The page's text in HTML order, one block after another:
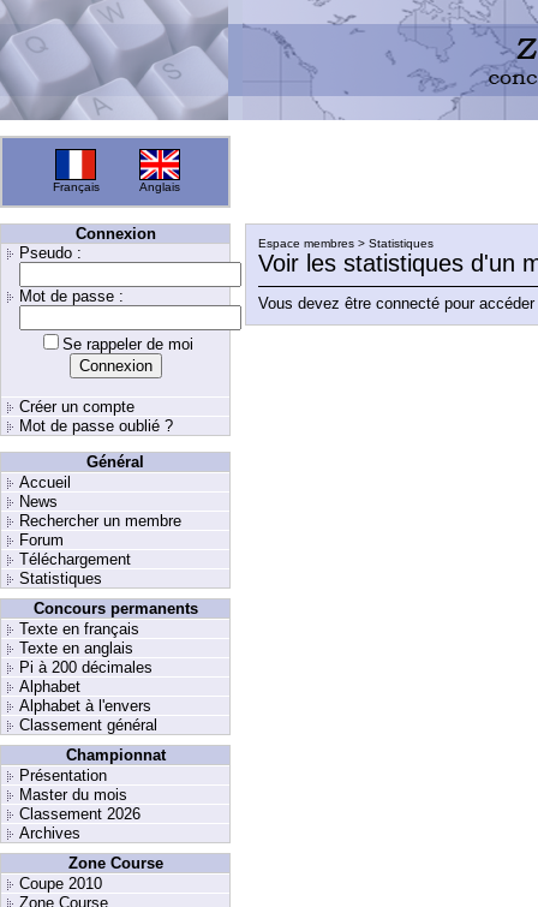
Français Anglais
Connexion
Pseudo :
Mot de passe :
Se rappeler de moi
Créer un compte
Mot de passe oublié ?
Général
Accueil
News
Rechercher un membre
Forum
Téléchargement
Statistiques
Concours permanents
Texte en français
Texte en anglais
Pi à 200 décimales
Alphabet
Alphabet à l'envers
Classement général
Championnat
Présentation
Master du mois
Classement 2026
Archives
Zone Course
Coupe 2010
Zone Course
Espace membres > Statistiques
Voir les statistiques d'un
Vous devez être connecté pour